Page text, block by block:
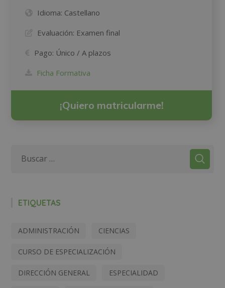
Idioma: Castellano
Evaluación: Examen final
Pago: Único / A plazos
Ficha Formativa
¡Quiero matricularme!
ETIQUETAS
ADMINISTRACIÓN CIENCIAS
CURSO DE ESPECIALIZACIÓN
DIRECCIÓN GENERAL ESPECIALIDAD